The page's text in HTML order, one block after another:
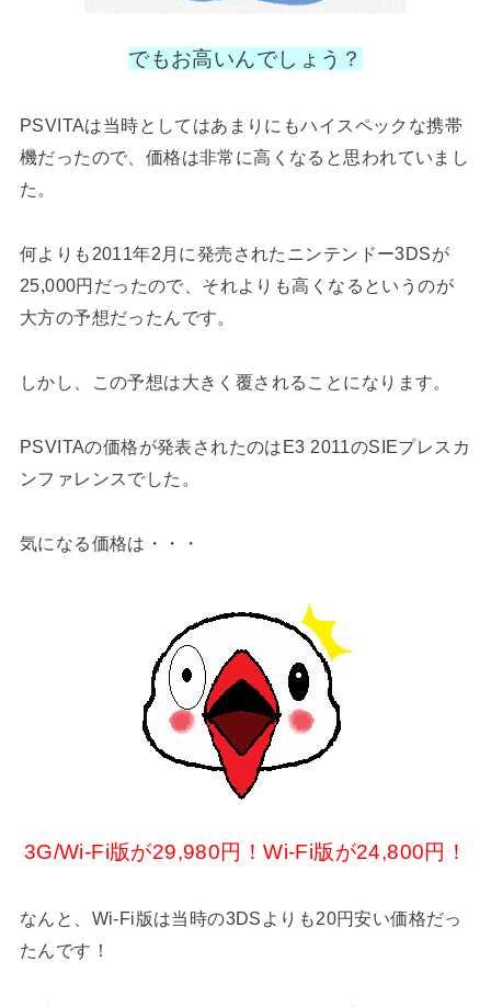
でもお高いんでしょう？
PSVITAは当時としてはあまりにもハイスペックな携帯
機だったので、価格は非常に高くなると思われていまし
た。
何よりも2011年2月に発売されたニンテンドー3DSが
25,000円だったので、それよりも高くなるというのが
大方の予想だったんです。
しかし、この予想は大きく覆されることになります。
PSVITAの価格が発表されたのはE3 2011のSIEプレスカ
ンファレンスでした。
気になる価格は・・・
3G/Wi-Fi版が29,980円！Wi-Fi版が24,800円！
なんと、Wi-Fi版は当時の3DSよりも20円安い価格だっ
たんです！